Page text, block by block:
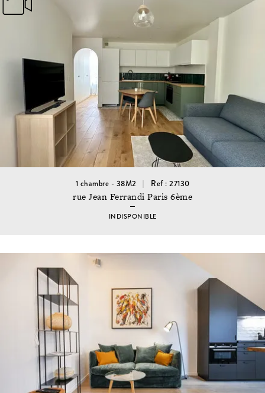
1 chambre - 38M2 Ref : 27130
rue Jean Ferrandi Paris 6ème
INDISPONIBLE